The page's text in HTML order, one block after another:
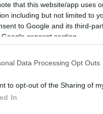
that this website/app uses
including but not limited to
to Google and its third-
consent section.
Data Processing Opt Outs
to opt-out of the Sharing of
In